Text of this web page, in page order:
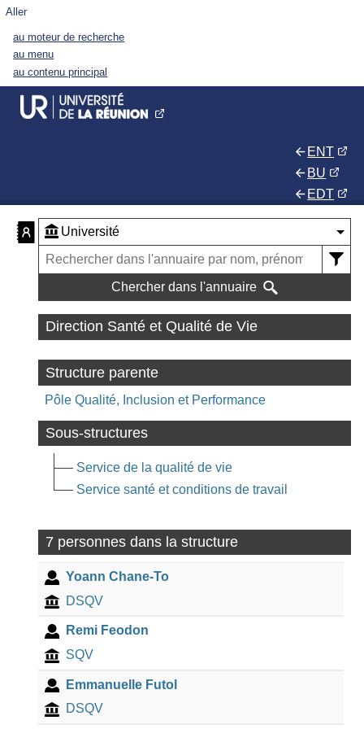
Aller
au moteur de recherche
au menu
au contenu principal
ENT
BU
EDT
Chercher dans l'annuaire
Direction Santé et Qualité de Vie
Structure parente
Pôle Qualité, Inclusion et Performance
Sous-structures
Service de la qualité de vie
Service santé et conditions de travail
7 personnes dans la structure
Yoann Chane-To
DSQV
Remi Feodon
SQV
Emmanuelle Futol
DSQV